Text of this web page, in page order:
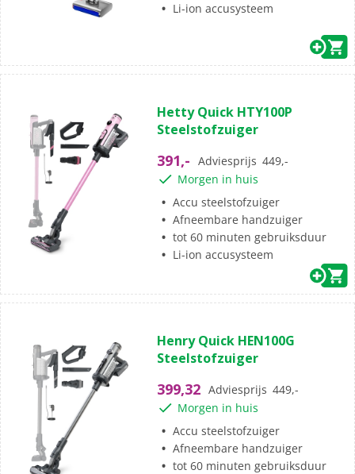
Li-ion accusysteem
van
de
sterren.
5
beoordelingen
Hetty Quick HTY100P
Steelstofzuiger
391,- Adviesprijs 449,-
Morgen in huis
Accu steelstofzuiger
Afneembare handzuiger
tot 60 minuten gebruiksduur
Li-ion accusysteem
van
de
sterren.
2
beoordelingen
Henry Quick HEN100G
Steelstofzuiger
399,32 Adviesprijs 449,-
Morgen in huis
Accu steelstofzuiger
Afneembare handzuiger
tot 60 minuten gebruiksduur